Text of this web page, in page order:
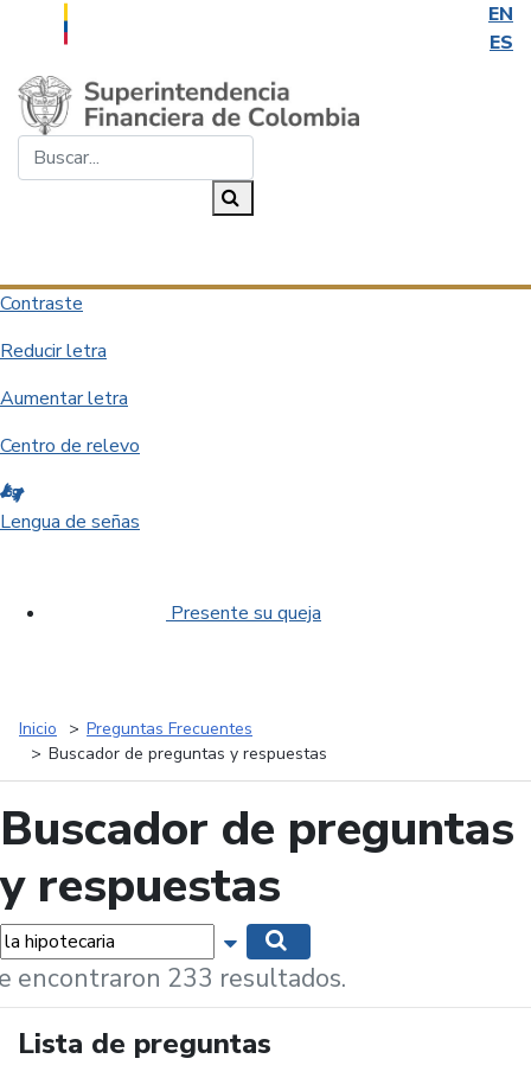
EN
ES
Saltar al contenido principal
Contraste
Reducir letra
Aumentar letra
Centro de relevo
Lengua de señas
Presente su queja
Inicio
Preguntas Frecuentes
Buscador de preguntas y respuestas
Buscador de preguntas
y respuestas
Mostrar opciones de búsqueda
encontraron 233 resultados.
Lista de preguntas